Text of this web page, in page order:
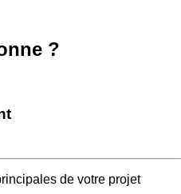
?
de votre projet